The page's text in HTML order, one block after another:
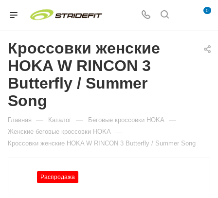
0
Кроссовки женские
HOKA W RINCON 3
Butterfly / Summer
Song
Главная — Каталог — Беговые кроссовки HOKA —
Женские беговые кроссовки HOKA —
Кроссовки женские HOKA W RINCON 3 Butterfly / Summer Song
Распродажа